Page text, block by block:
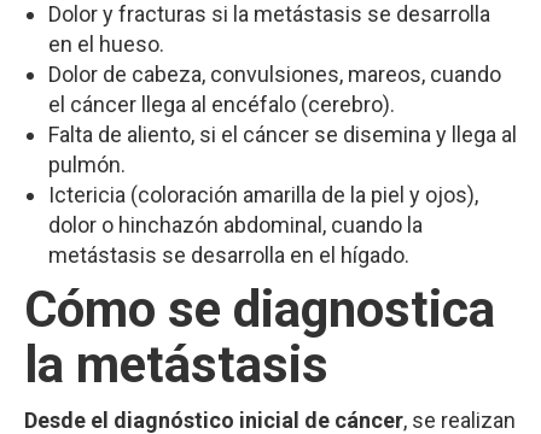
Dolor y fracturas si la metástasis se desarrolla
en el hueso.
Dolor de cabeza, convulsiones, mareos, cuando
el cáncer llega al encéfalo (cerebro).
Falta de aliento, si el cáncer se disemina y llega al
pulmón.
Ictericia (coloración amarilla de la piel y ojos),
dolor o hinchazón abdominal, cuando la
metástasis se desarrolla en el hígado.
Cómo se diagnostica
la metástasis
Desde el diagnóstico inicial de cáncer, se realizan